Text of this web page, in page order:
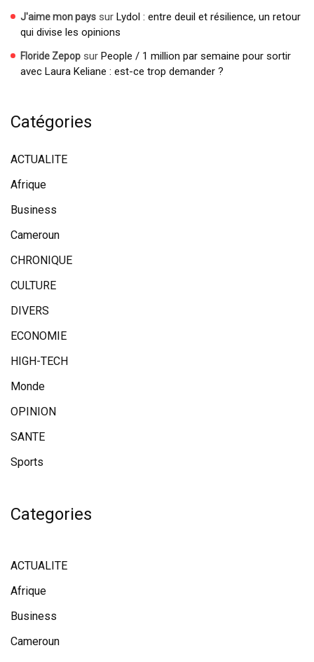
J'aime mon pays sur Lydol : entre deuil et résilience, un retour
qui divise les opinions
Floride Zepop sur People / 1 million par semaine pour sortir
avec Laura Keliane : est-ce trop demander ?
Catégories
ACTUALITE
Afrique
Business
Cameroun
CHRONIQUE
CULTURE
DIVERS
ECONOMIE
HIGH-TECH
Monde
OPINION
SANTE
Sports
Categories
ACTUALITE
Afrique
Business
Cameroun